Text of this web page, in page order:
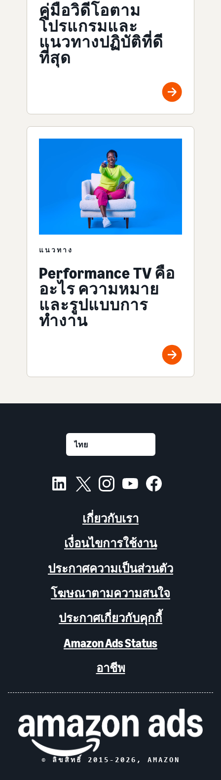
คู่มือวิดีโอตาม
โปรแกรมและ
แนวทางปฏิบัติที่ดี
ที่สุด
แนวทาง
Performance TV คือ
อะไร ความหมาย
และรูปแบบการ
ทำงาน
เกี่ยวกับเรา
เงื่อนไขการใช้งาน
ประกาศความเป็นส่วนตัว
โฆษณาตามความสนใจ
ประกาศเกี่ยวกับคุกกี้
Amazon Ads Status
อาชีพ
© ลิขสิทธิ์ 2015- 2026 , AMAZON